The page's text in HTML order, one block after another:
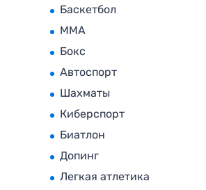
Баскетбол
MMA
Бокс
Автоспорт
Шахматы
Киберспорт
Биатлон
Допинг
Легкая атлетика